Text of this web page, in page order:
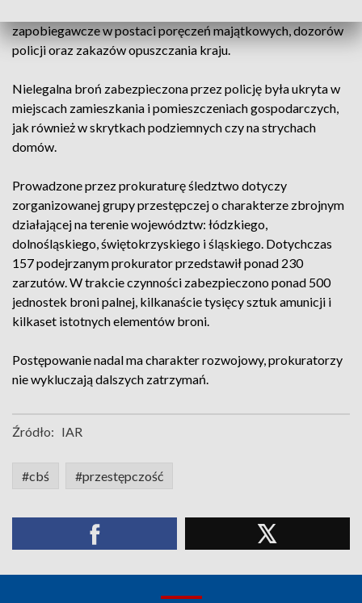
zapobiegawcze w postaci poręczeń majątkowych, dozorów
policji oraz zakazów opuszczania kraju.
Nielegalna broń zabezpieczona przez policję była ukryta w
miejscach zamieszkania i pomieszczeniach gospodarczych,
jak również w skrytkach podziemnych czy na strychach
domów.
Prowadzone przez prokuraturę śledztwo dotyczy
zorganizowanej grupy przestępczej o charakterze zbrojnym
działającej na terenie województw: łódzkiego,
dolnośląskiego, świętokrzyskiego i śląskiego. Dotychczas
157 podejrzanym prokurator przedstawił ponad 230
zarzutów. W trakcie czynności zabezpieczono ponad 500
jednostek broni palnej, kilkanaście tysięcy sztuk amunicji i
kilkaset istotnych elementów broni.
Postępowanie nadal ma charakter rozwojowy, prokuratorzy
nie wykluczają dalszych zatrzymań.
Źródło: IAR
#cbś #przestępczość